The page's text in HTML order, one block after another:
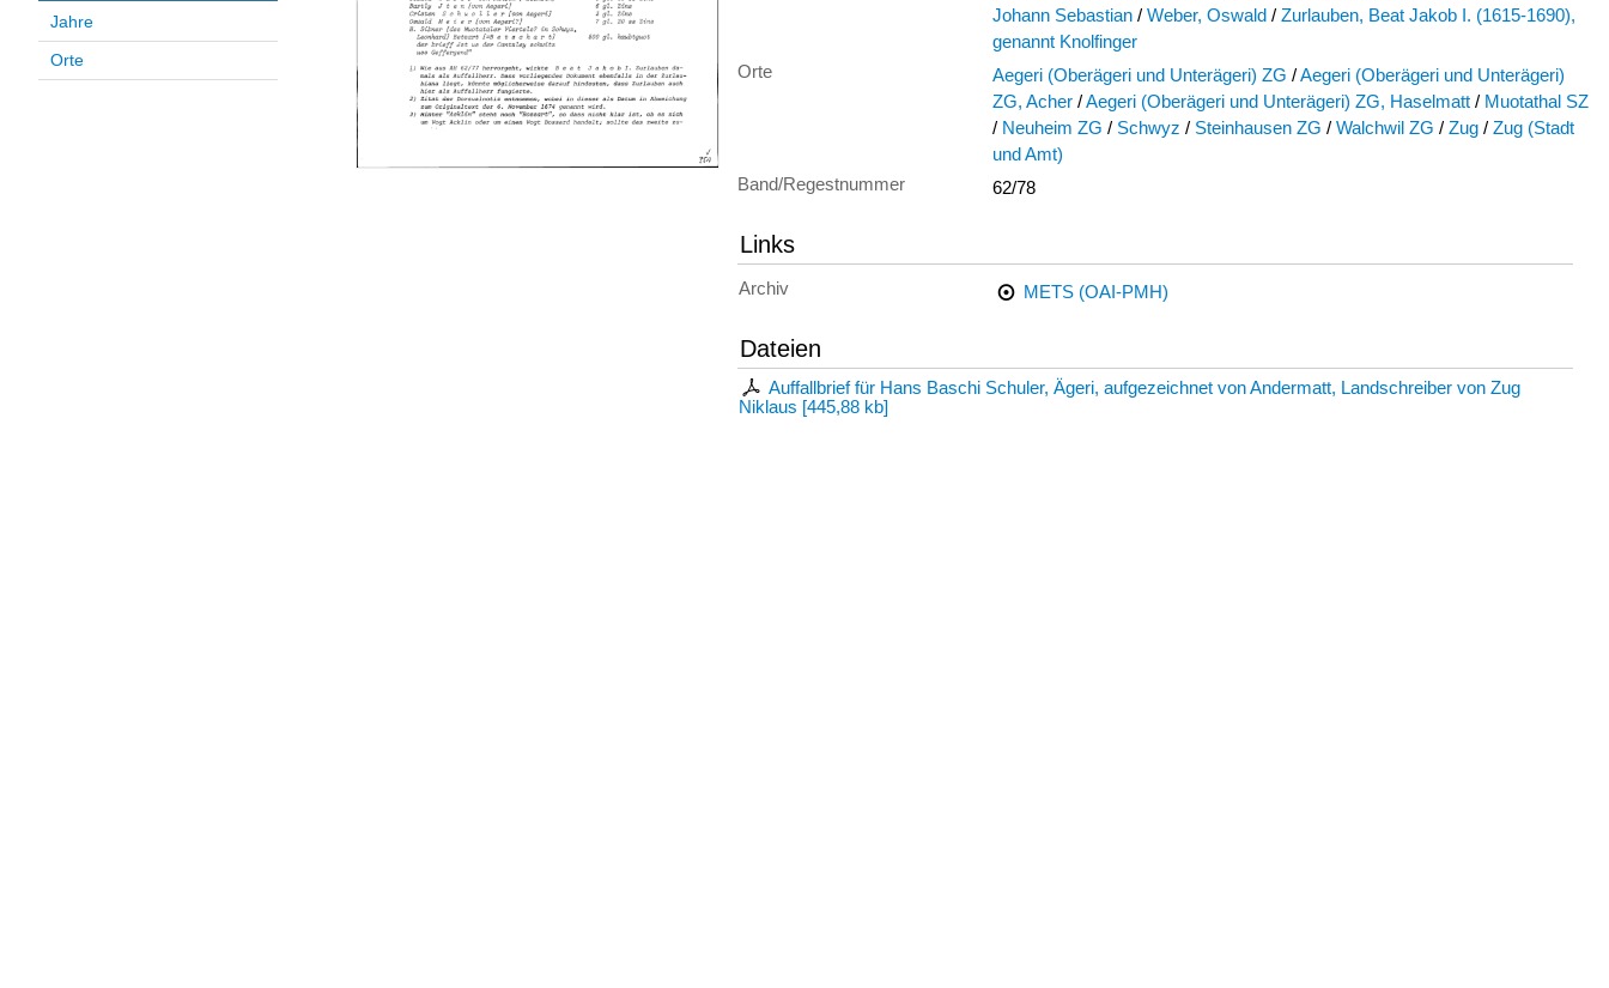
Jahre
Orte
Johann Sebastian / Weber, Oswald / Zurlauben, Beat Jakob I. (1615-1690),
genannt Knolfinger
Orte
Aegeri (Oberägeri und Unterägeri) ZG /Aegeri (Oberägeri und Unterägeri)
ZG, Acher /Aegeri (Oberägeri und Unterägeri) ZG, Haselmatt / Muotathal SZ
/ Neuheim ZG / Schwyz / Steinhausen ZG / Walchwil ZG / Zug / Zug (Stadt
und Amt)
Band/Regestnummer
62/78
Links
Archiv METS (OAI-PMH)
Dateien
Auffallbrief für Hans Baschi Schuler, Ägeri, aufgezeichnet von Andermatt, Landschreiber von Zug
Niklaus [445,88 kb]